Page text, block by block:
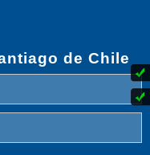
de Chile